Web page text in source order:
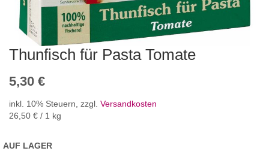
Thunfisch für Pasta Tomate
5,30 €
inkl. 10% Steuern, zzgl. Versandkosten
26,50 € / 1 kg
AUF LAGER